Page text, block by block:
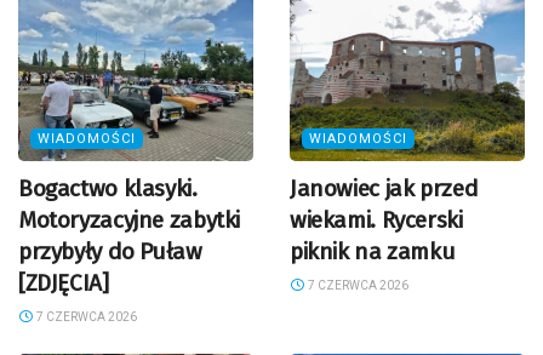
WIADOMOŚCI
Bogactwo klasyki.
Motoryzacyjne zabytki
przybyły do Puław
[ZDJĘCIA]
7 CZERWCA 2026
WIADOMOŚCI
Janowiec jak przed
wiekami. Rycerski
piknik na zamku
7 CZERWCA 2026